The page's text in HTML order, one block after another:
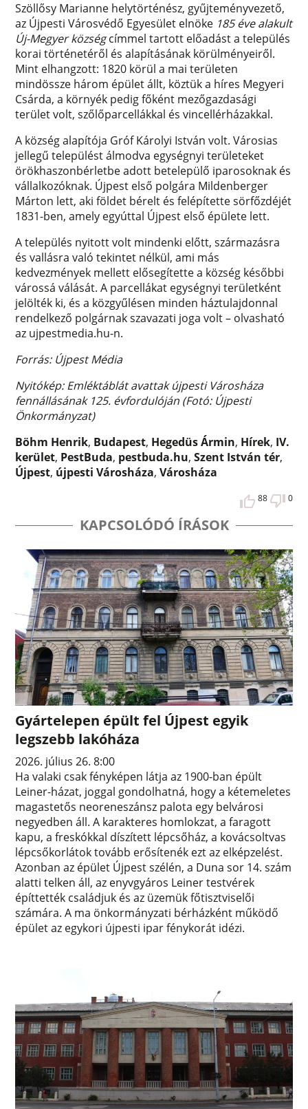
Szöllősy Marianne helytörténész, gyűjteményvezető,
az Újpesti Városvédő Egyesület elnöke 185 éve alakult
Új-Megyer községcímmel tartott előadást a település
korai történetéről és alapításának körülményeiről.
Mint elhangzott: 1820 körül a mai területen
mindössze három épület állt, köztük a híres Megyeri
Csárda, a környék pedig főként mezőgazdasági
terület volt, szőlőparcellákkal és vincellérházakkal.
A község alapítója Gróf Károlyi István volt. Városias
jellegű települést álmodva egységnyi területeket
örökhaszonbérletbe adott betelepülő iparosoknak és
vállalkozóknak. Újpest első polgára Mildenberger
Márton lett, aki földet bérelt és felépítette sörfőzdéjét
1831-ben, amely egyúttal Újpest első épülete lett.
A település nyitott volt mindenki előtt, származásra
és vallásra való tekintet nélkül, ami más
kedvezmények mellett elősegítette a község későbbi
várossá válását. A parcellákat egységnyi területként
jelölték ki, és a közgyűlésen minden háztulajdonnal
rendelkező polgárnak szavazati joga volt – olvasható
az ujpestmedia.hu-n.
Forrás: Újpest Média
Nyitókép: Emléktáblát avattak újpesti Városháza
fennállásának 125. évfordulóján (Fotó: Újpesti
Önkormányzat)
Böhm Henrik, Budapest, Hegedüs Ármin, Hírek, IV.
kerület, PestBuda, pestbuda.hu,Szent István tér,
Újpest, újpesti Városháza,Városháza
88 0
KAPCSOLÓDÓ ÍRÁSOK
Gyártelepen épült fel Újpest egyik
legszebb lakóháza
2026. július 26. 8:00
Ha valaki csak fényképen látja az 1900-ban épült
Leiner-házat, joggal gondolhatná, hogy a kétemeletes
magastetős neoreneszánsz palota egy belvárosi
negyedben áll. A karakteres homlokzat, a faragott
kapu, a freskókkal díszített lépcsőház, a kovácsoltvas
lépcsőkorlátok tovább erősítenék ezt az elképzelést.
Azonban az épület Újpest szélén, a Duna sor 14. szám
alatti telken áll, az enyvgyáros Leiner testvérek
építtették családjuk és az üzemük főtisztviselői
számára. A ma önkormányzati bérházként működő
épület az egykori újpesti ipar fénykorát idézi.